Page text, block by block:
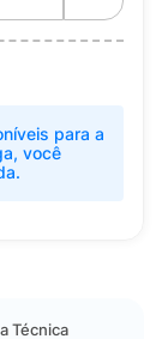
para a
você
Técnica